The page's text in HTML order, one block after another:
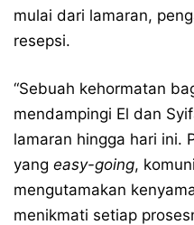
mulai dari lamaran,
resepsi.
“Sebuah kehormatan
mendampingi El dan
lamaran hingga hari ini.
yang easy-going,
mengutamakan
menikmati setiap